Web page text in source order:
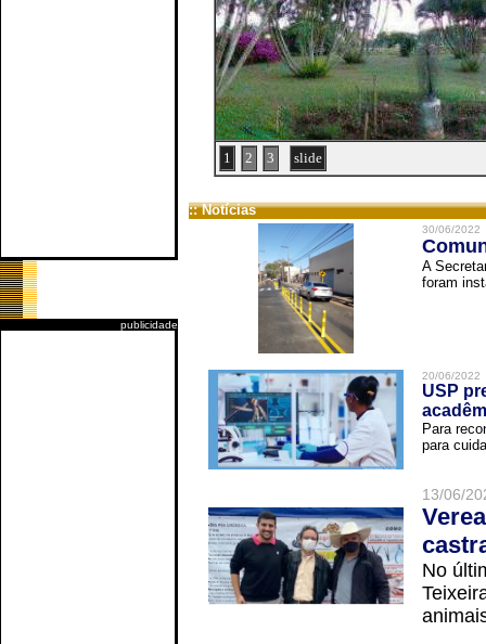
publicidade
1 2 3 slide
:: Notícias
30/06/2022
A
foram
20/06/2022
USP
Para
para
13/06/
No